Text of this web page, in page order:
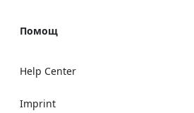
Помощ
Help Center
Imprint